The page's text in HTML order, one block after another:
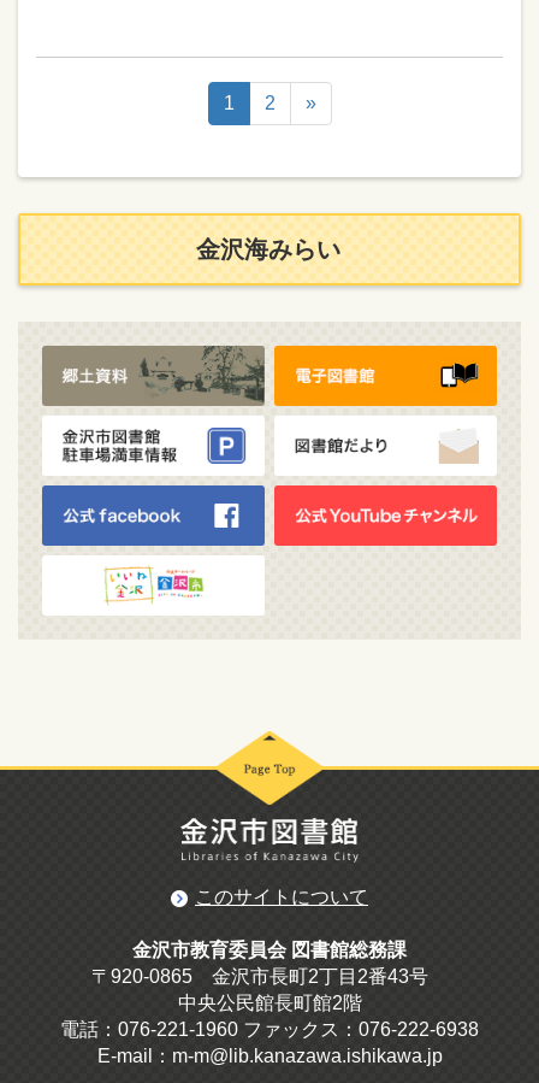
1 2 »
金沢海みらい
このサイトについて
金沢市教育委員会 図書館総務課
〒920-0865 金沢市長町2丁目2番43号
中央公民館長町館2階
電話：076-221-1960 ファックス：076-222-6938
E-mail：m-m@lib.kanazawa.ishikawa.jp